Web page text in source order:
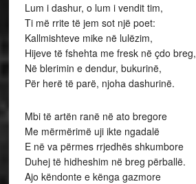
Lum i dashur, o lum i vendit tim,
Ti më rrite të jem sot një poet:
Kallmishteve mike në lulëzim,
Hijeve të fshehta me fresk në çdo breg,
Në blerimin e dendur, bukurinë,
Për herë të parë, njoha dashurinë.
Mbi të artën ranë në ato bregore
Me mërmërimë uji ikte ngadalë
E në va përmes rrjedhës shkumbore
Duhej të hidheshim në breg përballë.
Ajo këndonte e kënga gazmore